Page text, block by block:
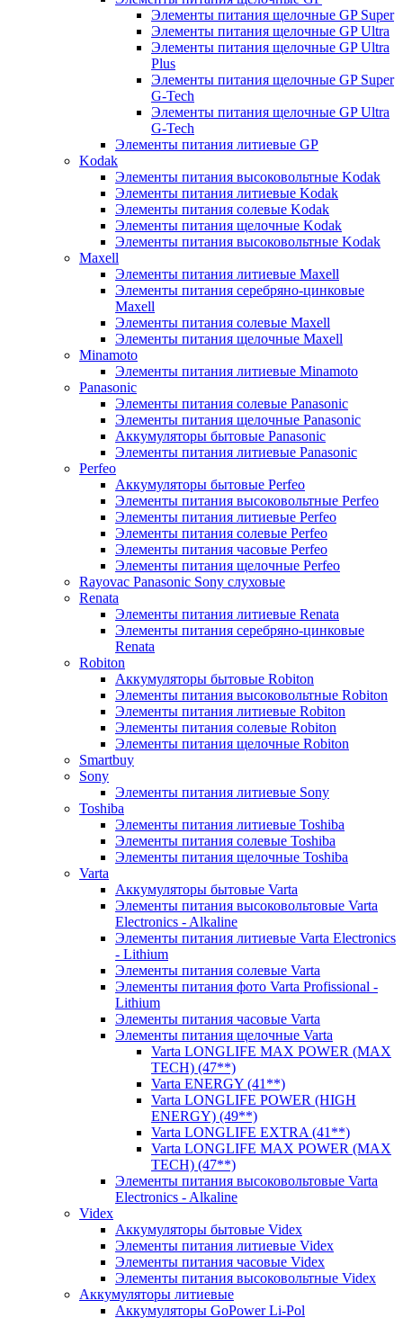
Элементы питания щелочные GP Super
Элементы питания щелочные GP Ultra
Элементы питания щелочные GP Ultra
Plus
Элементы питания щелочные GP Super
G-Tech
Элементы питания щелочные GP Ultra
G-Tech
Элементы питания литиевые GP
Kodak
Элементы питания высоковольтные Kodak
Элементы питания литиевые Kodak
Элементы питания солевые Kodak
Элементы питания щелочные Kodak
Элементы питания высоковольтные Kodak
Maxell
Элементы питания литиевые Maxell
Элементы питания серебряно-цинковые
Maxell
Элементы питания солевые Maxell
Элементы питания щелочные Maxell
Minamoto
Элементы питания литиевые Minamoto
Panasonic
Элементы питания солевые Panasonic
Элементы питания щелочные Panasonic
Аккумуляторы бытовые Panasonic
Элементы питания литиевые Panasonic
Perfeo
Аккумуляторы бытовые Perfeo
Элементы питания высоковольтные Perfeo
Элементы питания литиевые Perfeo
Элементы питания солевые Perfeo
Элементы питания часовые Perfeo
Элементы питания щелочные Perfeo
Rayovac Panasonic Sony слуховые
Renata
Элементы питания литиевые Renata
Элементы питания серебряно-цинковые
Renata
Robiton
Аккумуляторы бытовые Robiton
Элементы питания высоковольтные Robiton
Элементы питания литиевые Robiton
Элементы питания солевые Robiton
Элементы питания щелочные Robiton
Smartbuy
Sony
Элементы питания литиевые Sony
Toshiba
Элементы питания литиевые Toshiba
Элементы питания солевые Toshiba
Элементы питания щелочные Toshiba
Varta
Аккумуляторы бытовые Varta
Элементы питания высоковольтовые Varta
Electronics - Alkaline
Элементы питания литиевые Varta Electronics
- Lithium
Элементы питания солевые Varta
Элементы питания фото Varta Profissional -
Lithium
Элементы питания часовые Varta
Элементы питания щелочные Varta
Varta LONGLIFE MAX POWER (MAX
TECH) (47**)
Varta ENERGY (41**)
Varta LONGLIFE POWER (HIGH
ENERGY) (49**)
Varta LONGLIFE EXTRA (41**)
Varta LONGLIFE MAX POWER (MAX
TECH) (47**)
Элементы питания высоковольтовые Varta
Electronics - Alkaline
Videx
Аккумуляторы бытовые Videx
Элементы питания литиевые Videx
Элементы питания часовые Videx
Элементы питания высоковольтные Videx
Аккумуляторы литиевые
Аккумуляторы GoPower Li-Pol